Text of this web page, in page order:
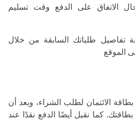
الاتفاق على الدفع وقت تسليم
تفاصيل طلباتك السابقة من خلال
الموقع
الائتمان لطلب الشراء، وبعد أن
كما نقبل أيضًا الدفع نقدًا عند